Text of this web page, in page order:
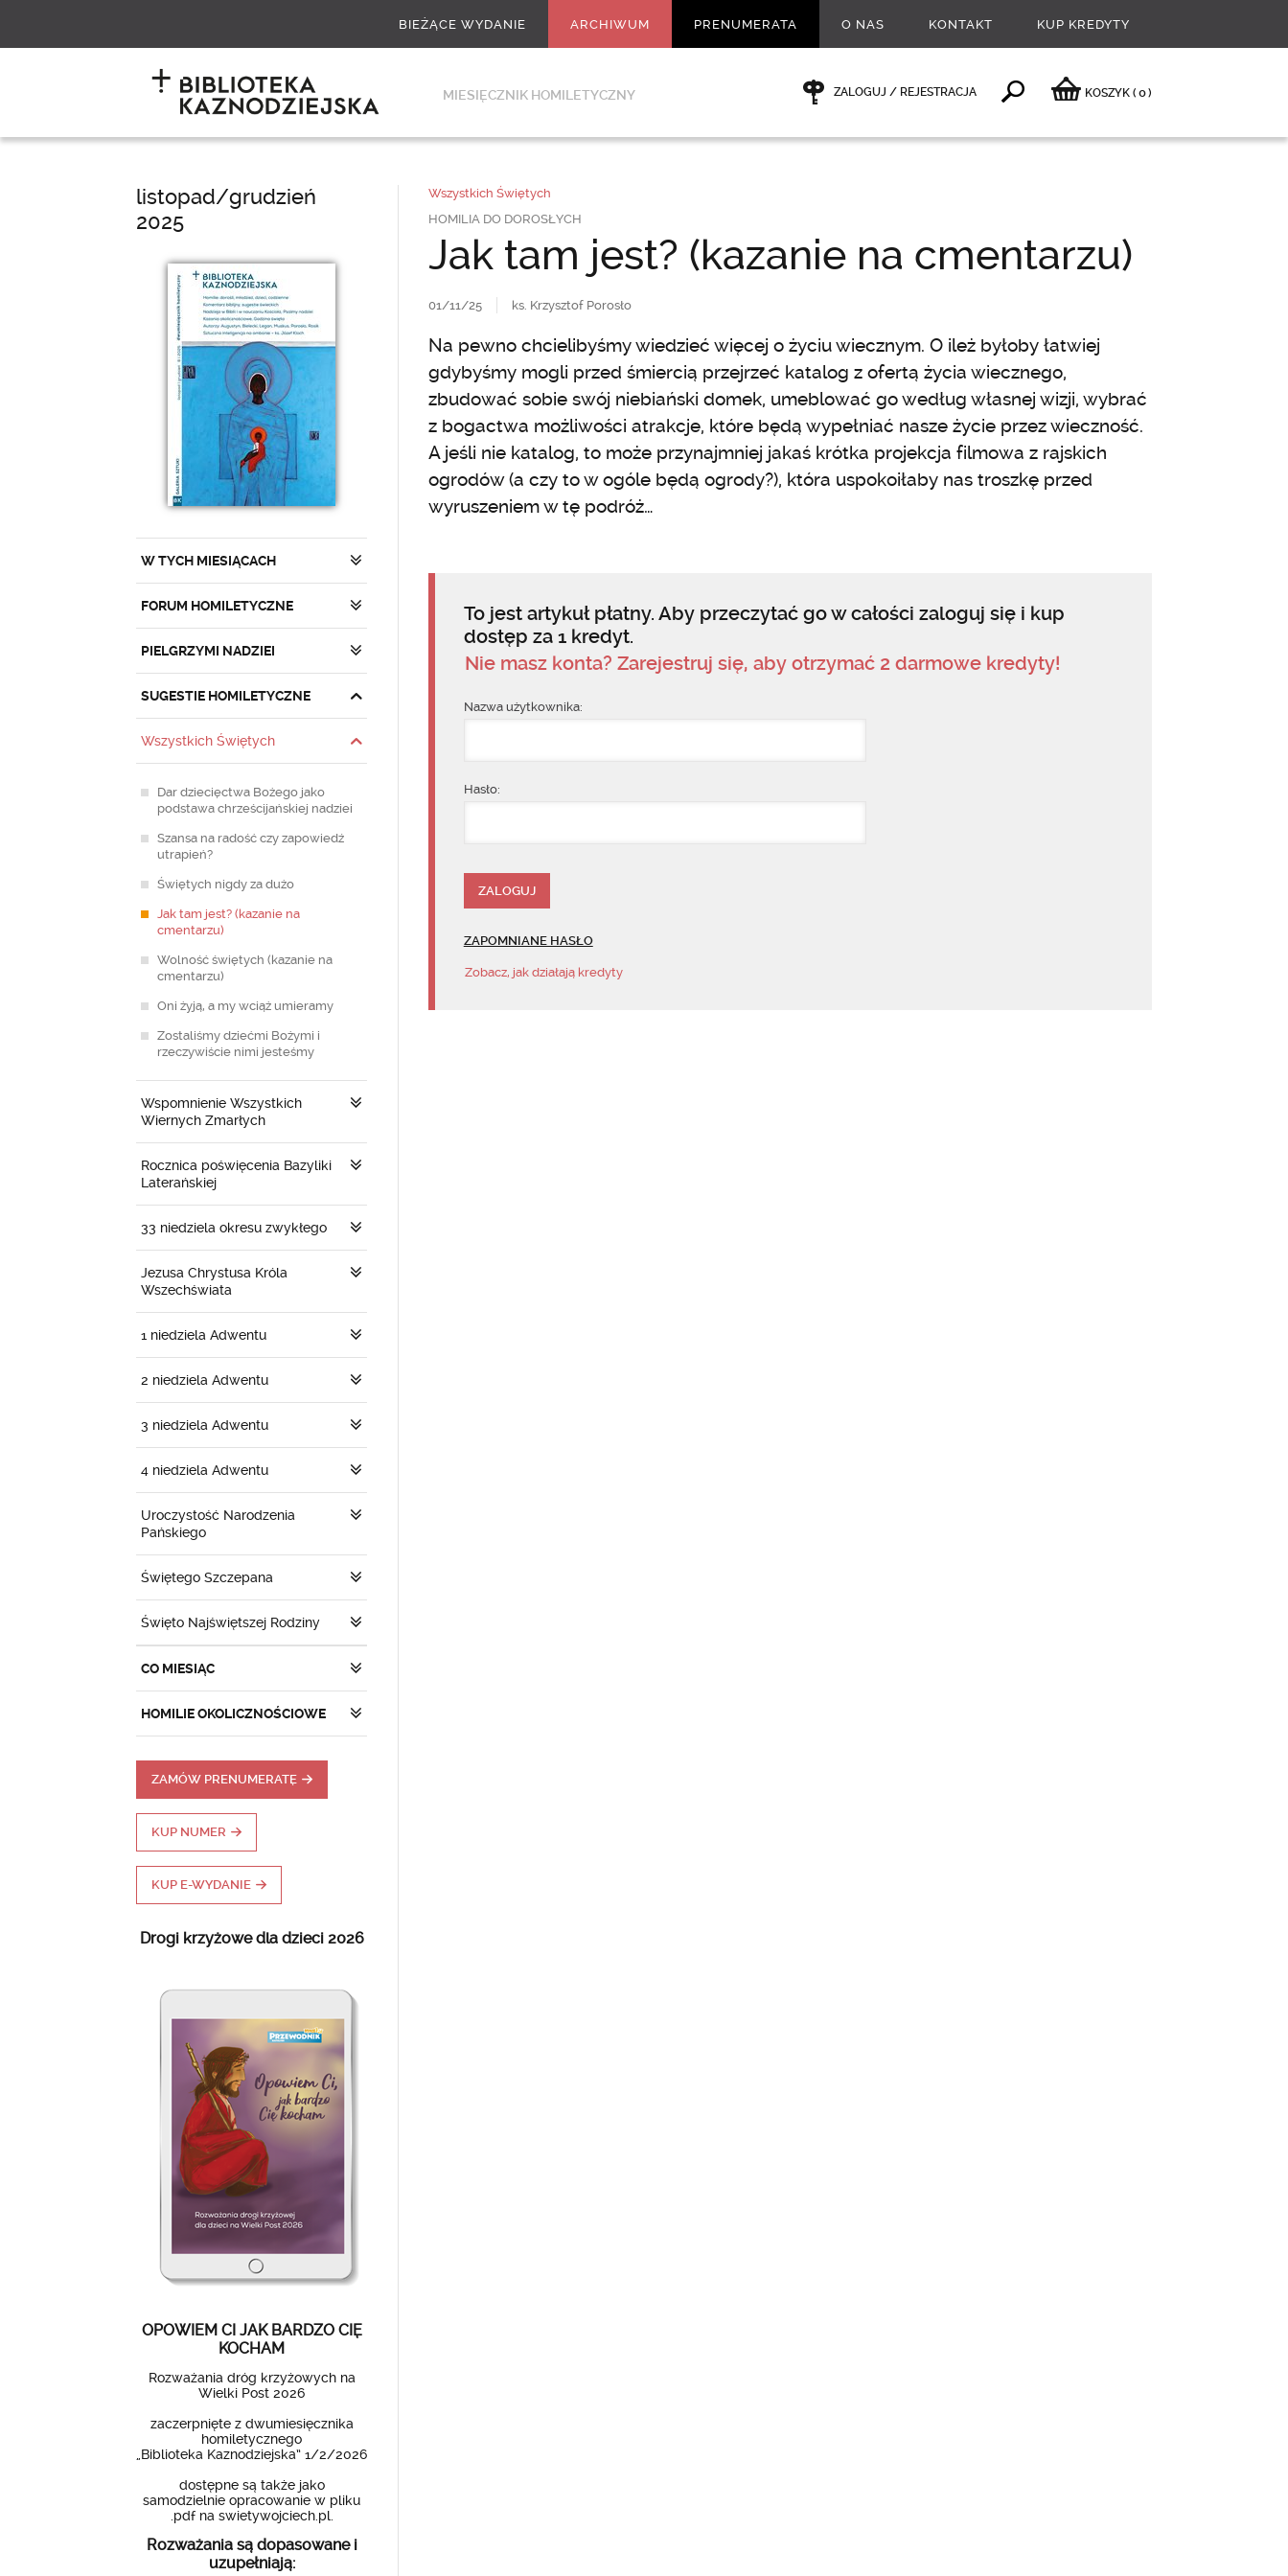
BIEŻĄCE WYDANIE ARCHIWUM PRENUMERATA O NAS KONTAKT KUP KREDYTY
MIESIĘCZNIK HOMILETYCZNY ZALOGUJ / REJESTRACJA KOSZYK ( 0)
listopad/grudzień
2025
W TYCH MIESIĄCACH
FORUM HOMILETYCZNE
PIELGRZYMI NADZIEI
SUGESTIE HOMILETYCZNE
Wszystkich Świętych
Dar dziecięctwa Bożego jako
podstawa chrześcijańskiej nadziei
Szansa na radość czy zapowiedź
utrapień?
Świętych nigdy za dużo
Jak tam jest? (kazanie na
cmentarzu)
Wolność świętych (kazanie na
cmentarzu)
Oni żyją, a my wciąż umieramy
Zostaliśmy dziećmi Bożymi i
rzeczywiście nimi jesteśmy
Wspomnienie Wszystkich
Wiernych Zmarłych
Rocznica poświęcenia Bazyliki
Laterańskiej
33 niedziela okresu zwykłego
Jezusa Chrystusa Króla
Wszechświata
1 niedziela Adwentu
2 niedziela Adwentu
3 niedziela Adwentu
4 niedziela Adwentu
Uroczystość Narodzenia
Pańskiego
Świętego Szczepana
Święto Najświętszej Rodziny
CO MIESIĄC
HOMILIE OKOLICZNOŚCIOWE
ZAMÓW PRENUMERATĘ
KUP NUMER
KUP E-WYDANIE
Drogi krzyżowe dla dzieci 2026
OPOWIEM CI JAK BARDZO CIĘ
KOCHAM
Rozważania dróg krzyżowych na
Wielki Post 2026
zaczerpnięte z dwumiesięcznika
homiletycznego
„Biblioteka Kaznodziejska” 1/2/2026
dostępne są także jako
samodzielnie opracowanie w pliku
.pdf na swietywojciech.pl.
Rozważania są dopasowane i
uzupełniają:
Wszystkich Świętych
HOMILIA DO DOROSŁYCH
Jak tam jest? (kazanie na cmentarzu)
01/11/25 ks. Krzysztof Porosło
Na pewno chcielibyśmy wiedzieć więcej o życiu wiecznym. O ileż byłoby łatwiej
gdybyśmy mogli przed śmiercią przejrzeć katalog z ofertą życia wiecznego,
zbudować sobie swój niebiański domek, umeblować go według własnej wizji, wybrać
z bogactwa możliwości atrakcje, które będą wypełniać nasze życie przez wieczność.
A jeśli nie katalog, to może przynajmniej jakaś krótka projekcja filmowa z rajskich
ogrodów (a czy to w ogóle będą ogrody?), która uspokoiłaby nas troszkę przed
wyruszeniem w tę podróż…
To jest artykuł płatny. Aby przeczytać go w całości zaloguj się i kup
dostęp za 1 kredyt.
Nie masz konta? Zarejestruj się, aby otrzymać 2 darmowe kredyty!
Nazwa użytkownika:
Hasło:
ZAPOMNIANE HASŁO
Zobacz, jak działają kredyty